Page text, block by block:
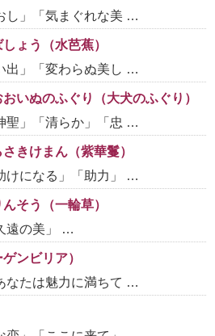
し」「気まぐれな美 …
ょう（水芭蕉）
出」「変わらぬ美し …
いぬのふぐり（大犬のふぐり）
聖」「清らか」「忠 …
きけまん（紫華鬘）
けになる」「助力」 …
そう（一輪草）
遠の美」 …
ンビリア）
なたは魅力に満ちて …